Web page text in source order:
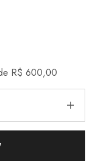
R$ 600,00